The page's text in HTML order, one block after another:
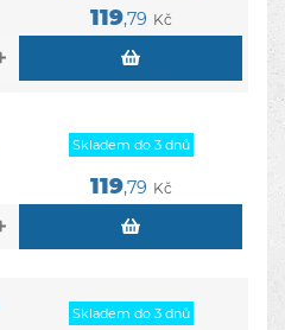
119,79 Kč
Skladem do 3 dnů
119,79 Kč
Skladem do 3 dnů